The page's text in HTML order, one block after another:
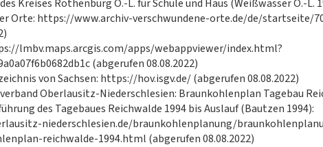
Kreises Rothenburg O.-L. für Schule und Haus (Weißwasser O.-L.
Orte: https://www.archiv-verschwundene-orte.de/de/startseite/
lmbv.maps.arcgis.com/apps/webappviewer/index.html?
(abgerufen 08.08.2022)
von Sachsen: https://hov.isgv.de/ (abgerufen 08.08.2022)
Oberlausitz-Niederschlesien: Braunkohlenplan Tagebau
des Tagebaues Reichwalde 1994 bis Auslauf (Bautzen 1994):
niederschlesien.de/braunkohlenplanung/
reichwalde-1994.html (abgerufen 08.08.2022)